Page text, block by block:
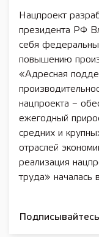
Нацпроект
президента РФ
себя
повышению
«Адресная
нацпроекта –
ежегодный
средних и
отраслей
реализация
труда» началась